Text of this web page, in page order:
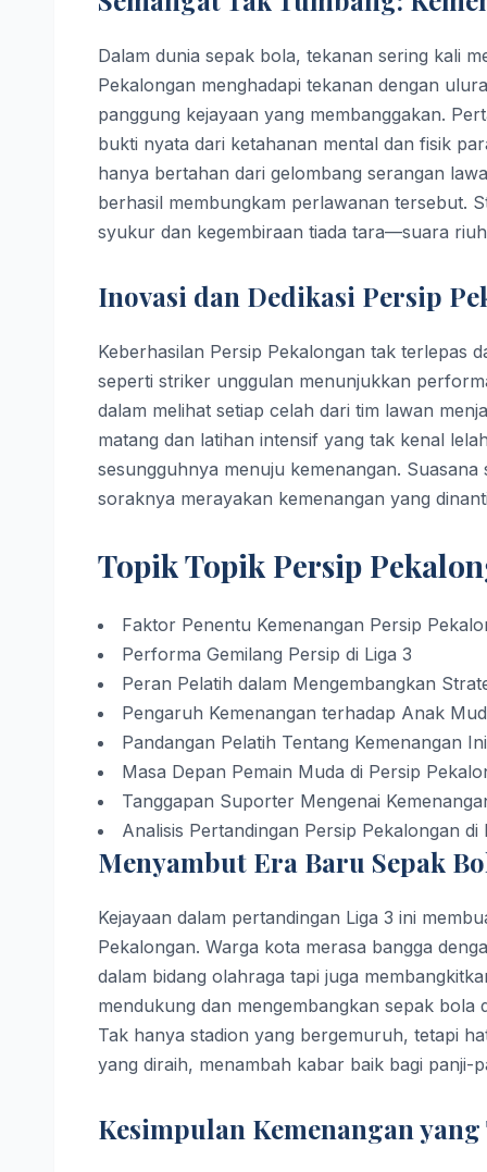
Dalam dunia sepak bola, tekanan sering kali
Pekalongan menghadapi tekanan dengan
panggung kejayaan yang membanggakan.
bukti nyata dari ketahanan mental dan fisik
hanya bertahan dari gelombang serangan
berhasil membungkam perlawanan tersebut.
syukur dan kegembiraan tiada tara—suara
Inovasi dan Dedikasi Persip
Keberhasilan Persip Pekalongan tak terlepas
seperti striker unggulan menunjukkan
dalam melihat setiap celah dari tim lawan
matang dan latihan intensif yang tak kenal
sesungguhnya menuju kemenangan.
soraknya merayakan kemenangan yang
Topik Topik Persip
Faktor Penentu Kemenangan Persip
Performa Gemilang Persip di Liga 3
Peran Pelatih dalam Mengembangkan
Pengaruh Kemenangan terhadap Anak
Pandangan Pelatih Tentang Kemenangan Ini
Masa Depan Pemain Muda di Persip
Tanggapan Suporter Mengenai
Analisis Pertandingan Persip Pekalongan di
Menyambut Era Baru Sepak
Kejayaan dalam pertandingan Liga 3 ini
Pekalongan. Warga kota merasa bangga
dalam bidang olahraga tapi juga
mendukung dan mengembangkan sepak
Tak hanya stadion yang bergemuruh, tetapi
yang diraih, menambah kabar baik bagi panji-
Kesimpulan Kemenangan